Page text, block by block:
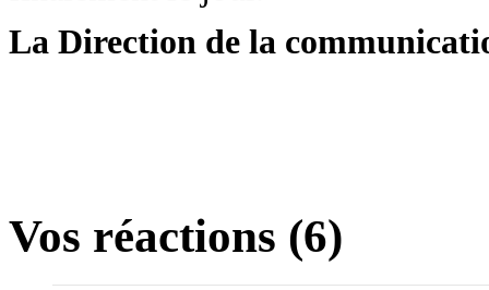
La Direction de la
Vos réactions (6)